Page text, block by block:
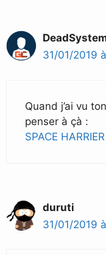
31/01/2019
Quand j’ai vu
penser à çà :
SPACE HARRIER
duruti
31/01/2019